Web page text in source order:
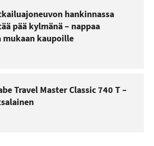
hankinnassa
pää kylmänä – nappaa
kaupoille
Travel Master Classic 740 T –